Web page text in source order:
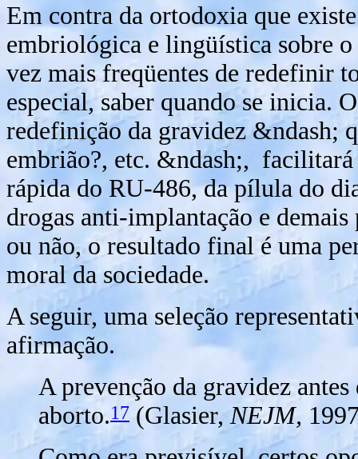
Em contra da ortodoxia que
embriológica e lingüística sobre
vez mais freqüentes de redefinir
especial, saber quando se inicia.
redefinição da gravidez &ndash;
embrião?, etc. &ndash;,
rápida do RU-486, da pílula do
drogas anti-implantação e
ou não, o resultado final é uma
moral da sociedade.
A seguir, uma seleção
afirmação.
A prevenção da gravidez
aborto.17 (Glasier, NEJM,